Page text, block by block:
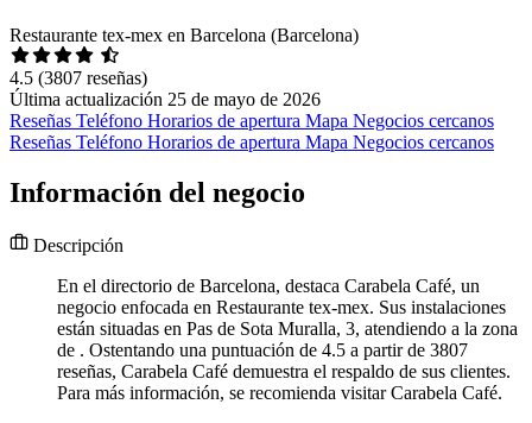
Restaurante tex-mex en Barcelona (Barcelona)
4.5 (3807 reseñas)
Última actualización 25 de mayo de 2026
Reseñas Teléfono Horarios de apertura Mapa Negocios cercanos
Reseñas Teléfono Horarios de apertura Mapa Negocios cercanos
Información del negocio
Descripción
En el directorio de Barcelona, destaca Carabela Café, un
negocio enfocada en Restaurante tex-mex. Sus instalaciones
están situadas en Pas de Sota Muralla, 3, atendiendo a la zona
de . Ostentando una puntuación de 4.5 a partir de 3807
reseñas, Carabela Café demuestra el respaldo de sus clientes.
Para más información, se recomienda visitar Carabela Café.